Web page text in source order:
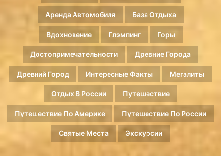
Аренда Автомобиля База Отдыха
Вдохновение Глэмпинг Горы
Достопримечательности Древние Города
Древний Город Интересные Факты Мегалиты
Отдых В России Путешествие
Путешествие По Америке Путешествие По России
Святые Места Экскурсии